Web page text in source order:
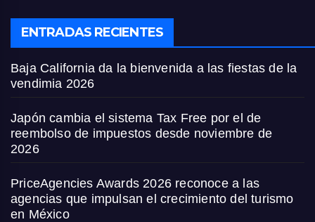
ENTRADAS RECIENTES
Baja California da la bienvenida a las fiestas de la
vendimia 2026
Japón cambia el sistema Tax Free por el de
reembolso de impuestos desde noviembre de
2026
PriceAgencies Awards 2026 reconoce a las
agencias que impulsan el crecimiento del turismo
en México